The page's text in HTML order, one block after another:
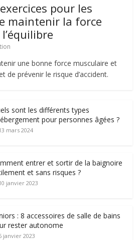
pour les
maintenir la force
une bonne force musculaire et
de prévenir le risque d’accident.
sont les différents types
pour personnes âgées ?
mars 2024
entrer et sortir de la baignoire
et sans risques ?
janvier 2023
: 8 accessoires de salle de bains
rester autonome
janvier 2023